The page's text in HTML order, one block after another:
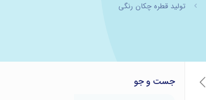
تولید قطره چکان رنگی
جست و جو